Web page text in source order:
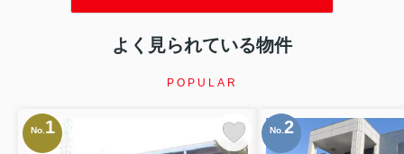
よく見られている物件
POPULAR
No. 1 No. 2